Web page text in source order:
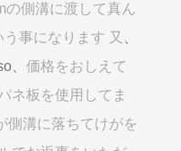
の側溝に渡して真ん
事になります 又 、
、 価格をおしえて
ネ板を使用してま
側溝に落ちてけがを